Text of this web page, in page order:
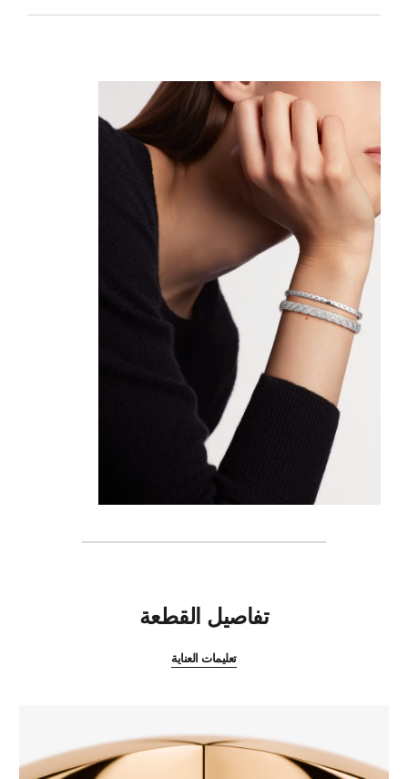
تفاصيل القطعة
تعليمات العناية